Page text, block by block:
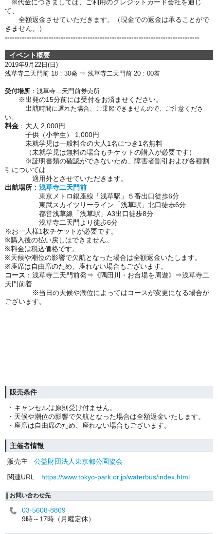
※代金につきましては、ご利用のクレジットカード会社を通じ
て、
全額返金させていただきます。（現金での返金は承ることがで
きません。）
--------------------------------------------------------------------------------
イベント概要
2019年9月22 日(日)
浅草寺二天門前 18：30発 ⇒ 浅草寺二天門前 20 ：00着
受付場所 ：浅草寺二天門前券売所
※出発の15分前には受付をお済ませください。
出航時間に遅れた場合、ご乗船できませんので、ご注意くださ
い。
料金 ：大人 2,000円
子供（小学生） 1,000円
未就学児は一般料金の大人1名につき1名無料
（未就学児は無料の場合もチケットの購入が必要です）
※証明書類の確認ができないため、障害者割引および各種割
引については
適用外とさせていただきます。
出航場所 ： 浅草寺二天門前
東京メトロ銀座線「浅草駅」５番出口徒歩6分
東武スカイツリーライン「浅草駅」北口徒歩6分
都営浅草線「浅草駅」A3出口徒歩8分
浅草寺二天門より徒歩6分
※お一人様1枚チケットが必要です。
※購入後の払い戻しはできません。
※料金は税込価格です。
※天候や潮位の影響で欠航となった場合は全額返金いたします。
※座席は自由席のため、座れない場合もございます。
コース ：浅草寺二天門前発⇒《隅田川・お台場を周遊》⇒浅草寺二
天門前着
※当日の天候や潮位によってはコースが変更になる場合が
ございます。
販売条件
・キャンセルは原則受け付ません。
・天候や潮位の影響で欠航となった場合は全額返金いたします。
・座席は自由席のため、座れない場合もございます。
主催者情報
販売主
公益財団法人東京都公園協会
関連URL
https://www.tokyo-park.or.jp/waterbus/index.html
お問い合わせ先
03-5608-8869
9時～17時（月曜定休）